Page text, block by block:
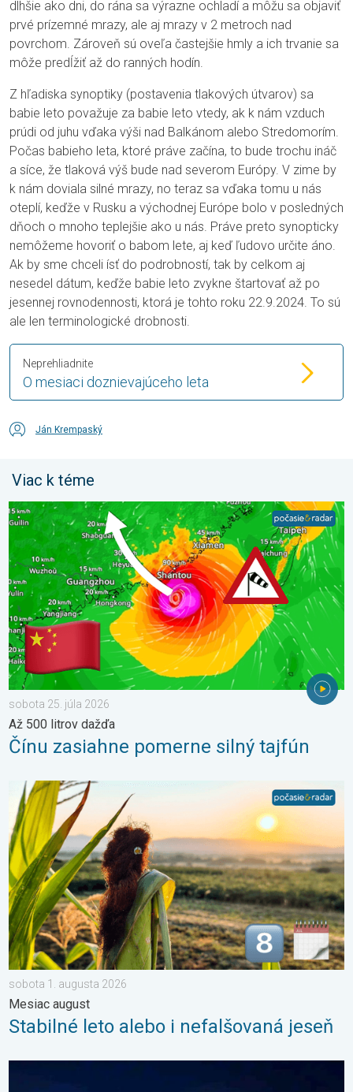
dlhšie ako dni, do rána sa výrazne ochladí a môžu sa objaviť
prvé prízemné mrazy, ale aj mrazy v 2 metroch nad
povrchom. Zároveň sú oveľa častejšie hmly a ich trvanie sa
môže predĺžiť až do ranných hodín.
Z hľadiska synoptiky (postavenia tlakových útvarov) sa
babie leto považuje za babie leto vtedy, ak k nám vzduch
prúdi od juhu vďaka výši nad Balkánom alebo Stredomorím.
Počas babieho leta, ktoré práve začína, to bude trochu ináč
a síce, že tlaková výš bude nad severom Európy. V zime by
k nám doviala silné mrazy, no teraz sa vďaka tomu u nás
oteplí, keďže v Rusku a východnej Európe bolo v posledných
dňoch o mnoho teplejšie ako u nás. Práve preto synopticky
nemôžeme hovoriť o babom lete, aj keď ľudovo určite áno.
Ak by sme chceli ísť do podrobností, tak by celkom aj
nesedel dátum, keďže babie leto zvykne štartovať až po
jesennej rovnodennosti, ktorá je tohto roku 22.9.2024. To sú
ale len terminologické drobnosti.
O mesiaci doznievajúceho leta
Neprehliadnite
Ján Krempaský
Viac k téme
Čínu zasiahne pomerne silný tajfún. Až 500 litrov dažďa. . .
sobota 25. júla 2026
Až 500 litrov dažďa
Čínu zasiahne pomerne silný tajfún
Stabilné leto alebo i nefalšovaná jeseň. Mesiac august. . .
sobota 1. augusta 2026
Mesiac august
Stabilné leto alebo i nefalšovaná jeseň